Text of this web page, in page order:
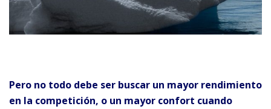
Pero no todo debe ser buscar un mayor rendimiento
en la competición, o un mayor confort cuando